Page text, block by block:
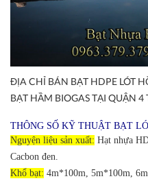
ĐỊA CHỈ BÁN BẠT HDPE LÓT
BẠT HẦM BIOGAS TẠI QUẬN
THÔNG SỐ KỸ THUẬT BẠT
Nguyện liệu sản xuất: Hạt nhựa
Cacbon đen.
Khổ bạt: 4m*100m, 5m*100m,